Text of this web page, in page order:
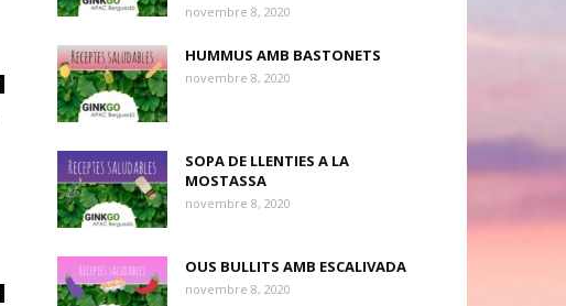
novembre 8, 2020
HUMMUS AMB BASTONETS
novembre 8, 2020
SOPA DE LLENTIES A LA
MOSTASSA
novembre 8, 2020
OUS BULLITS AMB ESCALIVADA
novembre 8, 2020